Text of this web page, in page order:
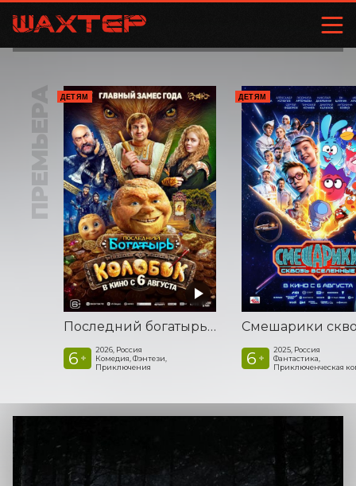
ПРЕМЬЕРА ДЕТЯМ
Последний богатырь. Колобок
6 +
2026, Россия
Комедия, Фэнтези,
Приключения
ДЕТЯМ
6 +
2025, Россия
Фантастика,
Приключенческая